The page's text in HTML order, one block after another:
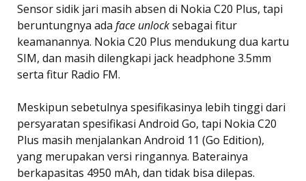
Sensor sidik jari masih absen di Nokia C20 Plus, tapi
beruntungnya ada face unlocksebagai fitur
keamanannya. Nokia C20 Plus mendukung dua kartu
SIM, dan masih dilengkapi jack headphone 3.5mm
serta fitur Radio FM.
Meskipun sebetulnya spesifikasinya lebih tinggi dari
persyaratan spesifikasi Android Go, tapi Nokia C20
Plus masih menjalankan Android 11 (Go Edition),
yang merupakan versi ringannya. Baterainya
berkapasitas 4950 mAh, dan tidak bisa dilepas.